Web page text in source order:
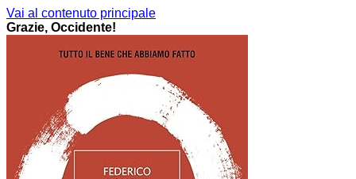
Vai al contenuto principale
Grazie, Occidente!